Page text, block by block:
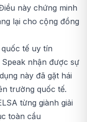
này chứng minh
lại cho cộng đồng
tế uy tín
nhận được sự
này đã gặt hái
trường quốc tế.
từng giành giải
toàn cầu